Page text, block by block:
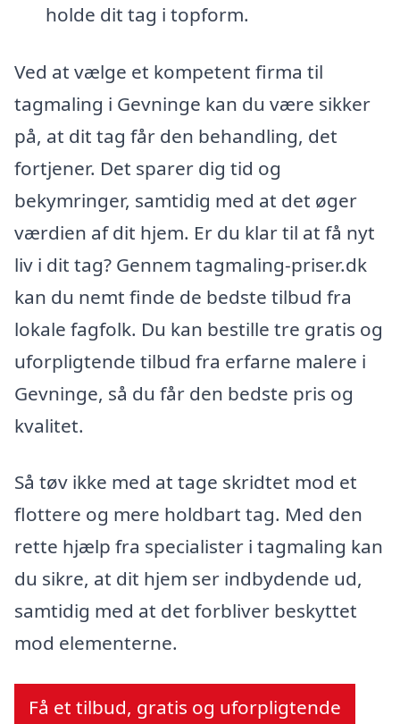
holde dit tag i topform.
Ved at vælge et kompetent firma til
tagmaling i Gevninge kan du være sikker
på, at dit tag får den behandling, det
fortjener. Det sparer dig tid og
bekymringer, samtidig med at det øger
værdien af dit hjem. Er du klar til at få nyt
liv i dit tag? Gennem tagmaling-priser.dk
kan du nemt finde de bedste tilbud fra
lokale fagfolk. Du kan bestille tre gratis og
uforpligtende tilbud fra erfarne malere i
Gevninge, så du får den bedste pris og
kvalitet.
Så tøv ikke med at tage skridtet mod et
flottere og mere holdbart tag. Med den
rette hjælp fra specialister i tagmaling kan
du sikre, at dit hjem ser indbydende ud,
samtidig med at det forbliver beskyttet
mod elementerne.
Få et tilbud, gratis og uforpligtende